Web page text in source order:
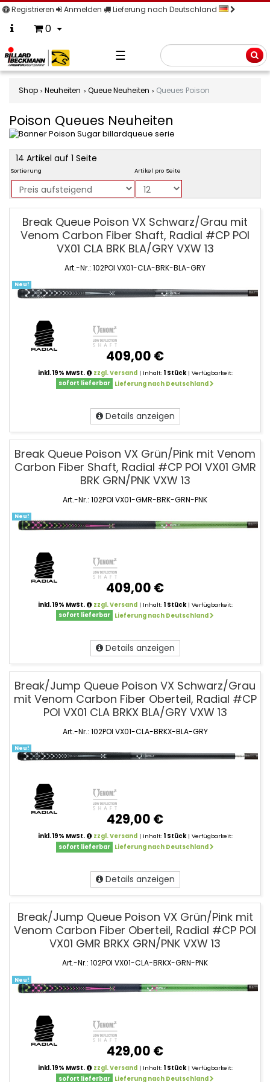
Registrieren Anmelden Lieferung nach Deutschland
0
☰
Shop Neuheiten Queue Neuheiten Queues Poison
Poison Queues Neuheiten
product
filter
14 Artikel auf 1 Seite
Sortierung Artikel pro Seite
Poison
Queues
Neuheiten
Break Queue Poison VX Schwarz/Grau mit
Venom Carbon Fiber Shaft, Radial #CP POI
VX01 CLA BRK BLA/GRY VXW 13
Art.-Nr.: 102POI VX01-CLA-BRK-BLA-GRY
Neu!
409,00 €
inkl. 19% MwSt. zzgl. Versand| Inhalt: 1 Stück| Verfügbarkeit:
sofort lieferbar
Lieferung nach Deutschland
Details anzeigen
Break Queue Poison VX Grün/Pink mit Venom
Carbon Fiber Shaft, Radial #CP POI VX01 GMR
BRK GRN/PNK VXW 13
Art.-Nr.: 102POI VX01-GMR-BRK-GRN-PNK
Neu!
409,00 €
inkl. 19% MwSt. zzgl. Versand| Inhalt: 1 Stück| Verfügbarkeit:
sofort lieferbar
Lieferung nach Deutschland
Details anzeigen
Break/Jump Queue Poison VX Schwarz/Grau
mit Venom Carbon Fiber Oberteil, Radial #CP
POI VX01 CLA BRKX BLA/GRY VXW 13
Art.-Nr.: 102POI VX01-CLA-BRKX-BLA-GRY
Neu!
429,00 €
inkl. 19% MwSt. zzgl. Versand | Inhalt: 1 Stück| Verfügbarkeit:
sofort lieferbar
Lieferung nach Deutschland
Details anzeigen
Break/Jump Queue Poison VX Grün/Pink mit
Venom Carbon Fiber Oberteil, Radial #CP POI
VX01 GMR BRKX GRN/PNK VXW 13
Art.-Nr.: 102POI VX01-CLA-BRKX-GRN-PNK
Neu!
429,00 €
inkl. 19% MwSt. zzgl. Versand| Inhalt: 1 Stück| Verfügbarkeit:
sofort lieferbar
Lieferung nach Deutschland